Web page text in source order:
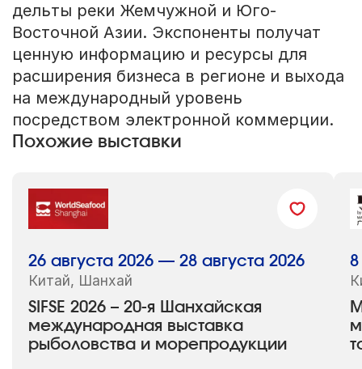
дельты реки Жемчужной и Юго-
Восточной Азии. Экспоненты получат
ценную информацию и ресурсы для
расширения бизнеса в регионе и выхода
на международный уровень
посредством электронной коммерции.
Похожие выставки
SIFSE 2026 – 20-я Шанхайская
международная выставка
рыболовства и морепродукции
26 августа 2026 — 28 августа 2026
Китай, Шанхай